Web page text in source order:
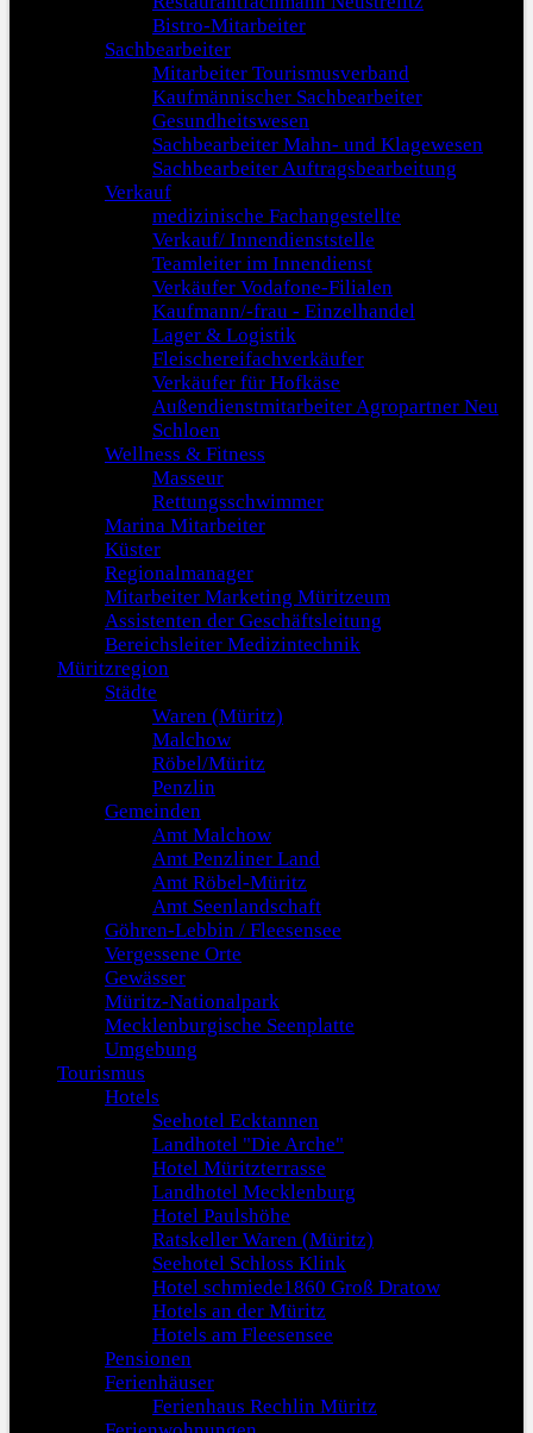
Bistro-Mitarbeiter
Sachbearbeiter
Mitarbeiter Tourismusverband
Kaufmännischer Sachbearbeiter
Gesundheitswesen
Sachbearbeiter Mahn- und Klagewesen
Sachbearbeiter Auftragsbearbeitung
Verkauf
medizinische Fachangestellte
Verkauf/ Innendienststelle
Teamleiter im Innendienst
Verkäufer Vodafone-Filialen
Kaufmann/-frau - Einzelhandel
Lager & Logistik
Fleischereifachverkäufer
Verkäufer für Hofkäse
Außendienstmitarbeiter Agropartner Neu
Schloen
Wellness & Fitness
Masseur
Rettungsschwimmer
Marina Mitarbeiter
Küster
Regionalmanager
Mitarbeiter Marketing Müritzeum
Assistenten der Geschäftsleitung
Bereichsleiter Medizintechnik
Müritzregion
Städte
Waren (Müritz)
Malchow
Röbel/Müritz
Penzlin
Gemeinden
Amt Malchow
Amt Penzliner Land
Amt Röbel-Müritz
Amt Seenlandschaft
Göhren-Lebbin / Fleesensee
Vergessene Orte
Gewässer
Müritz-Nationalpark
Mecklenburgische Seenplatte
Umgebung
Tourismus
Hotels
Seehotel Ecktannen
Landhotel "Die Arche"
Hotel Müritzterrasse
Landhotel Mecklenburg
Hotel Paulshöhe
Ratskeller Waren (Müritz)
Seehotel Schloss Klink
Hotel schmiede1860 Groß Dratow
Hotels an der Müritz
Hotels am Fleesensee
Pensionen
Ferienhäuser
Ferienhaus Rechlin Müritz